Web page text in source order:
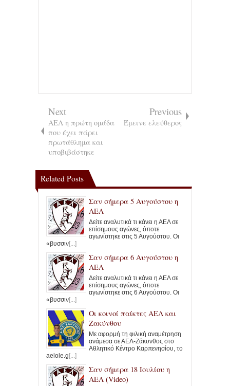
Next
ΑΕΛ η πρώτη ομάδα
που έχει πάρει
πρωτάθλημα και
υποβιβάστηκε
Previous
Έμεινε ελεύθερος
Related Posts
Σαν σήμερα 5 Αυγούστου η
ΑΕΛ
Δείτε αναλυτικά τι κάνει η ΑΕΛ σε
επίσημους αγώνες, όποτε
αγωνίστηκε στις 5 Αυγούστου. Οι
«βυσσιν[...]
Σαν σήμερα 6 Αυγούστου η
ΑΕΛ
Δείτε αναλυτικά τι κάνει η ΑΕΛ σε
επίσημους αγώνες, όποτε
αγωνίστηκε στις 6 Αυγούστου. Οι
«βυσσιν[...]
Οι κοινοί παίκτες ΑΕΛ και
Ζακύνθου
Με αφορμή τη φιλική αναμέτρηση
ανάμεσα σε ΑΕΛ-Ζάκυνθος στο
Αθλητικό Κέντρο Καρπενησίου, το
aelole.g [...]
Σαν σήμερα 18 Ιουλίου η
ΑΕΛ (Video)